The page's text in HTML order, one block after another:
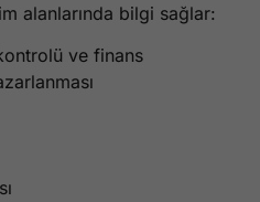
alanlarında bilgi sağlar:
ve finans